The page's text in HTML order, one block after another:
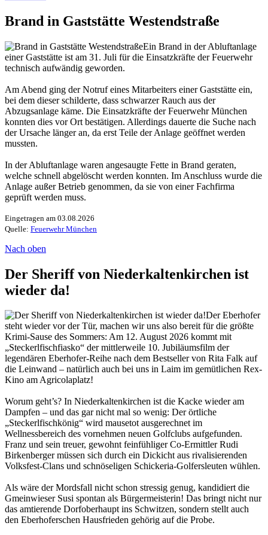
Brand in Gaststätte Westendstraße
Ein Brand in der Abluftanlage
einer Gaststätte ist am 31. Juli für die Einsatzkräfte der Feuerwehr
technisch aufwändig geworden.
Am Abend ging der Notruf eines Mitarbeiters einer Gaststätte ein,
bei dem dieser schilderte, dass schwarzer Rauch aus der
Abzugsanlage käme. Die Einsatzkräfte der Feuerwehr München
konnten dies vor Ort bestätigen. Allerdings dauerte die Suche nach
der Ursache länger an, da erst Teile der Anlage geöffnet werden
mussten.
In der Abluftanlage waren angesaugte Fette in Brand geraten,
welche schnell abgelöscht werden konnten. Im Anschluss wurde die
Anlage außer Betrieb genommen, da sie von einer Fachfirma
geprüft werden muss.
Eingetragen am 03.08.2026
Quelle: Feuerwehr München
Nach oben
Der Sheriff von Niederkaltenkirchen ist
wieder da!
Der Eberhofer
steht wieder vor der Tür, machen wir uns also bereit für die größte
Krimi-Sause des Sommers: Am 12. August 2026 kommt mit
„Steckerlfischfiasko“ der mittlerweile 10. Jubiläumsfilm der
legendären Eberhofer-Reihe nach dem Bestseller von Rita Falk auf
die Leinwand – natürlich auch bei uns in Laim im gemütlichen Rex-
Kino am Agricolaplatz!
Worum geht’s? In Niederkaltenkirchen ist die Kacke wieder am
Dampfen – und das gar nicht mal so wenig: Der örtliche
„Steckerlfischkönig“ wird mausetot ausgerechnet im
Wellnessbereich des vornehmen neuen Golfclubs aufgefunden.
Franz und sein treuer, gewohnt feinfühliger Co-Ermittler Rudi
Birkenberger müssen sich durch ein Dickicht aus rivalisierenden
Volksfest-Clans und schnöseligen Schickeria-Golfersleuten wühlen.
Als wäre der Mordsfall nicht schon stressig genug, kandidiert die
Gmeinwieser Susi spontan als Bürgermeisterin! Das bringt nicht nur
das amtierende Dorfoberhaupt ins Schwitzen, sondern stellt auch
den Eberhoferschen Hausfrieden gehörig auf die Probe.